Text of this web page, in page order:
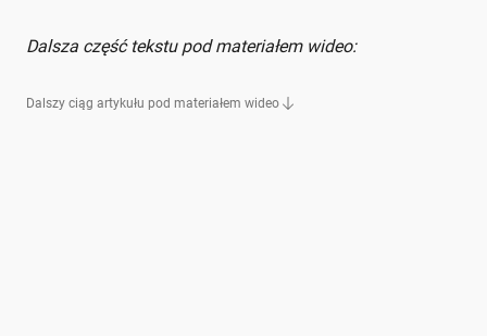
Dalsza część tekstu pod materiałem wideo:
Dalszy ciąg artykułu pod materiałem wideo